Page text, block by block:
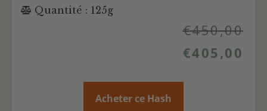
Quantité : 125g
€450,00
€405,00
Acheter ce Hash